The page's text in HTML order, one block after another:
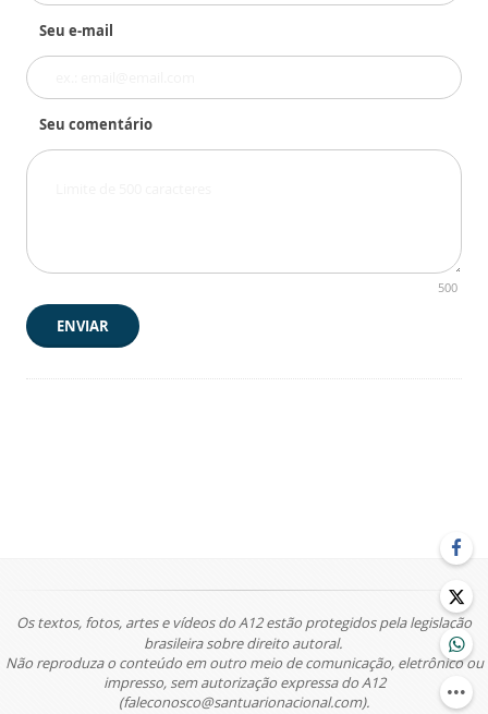
Seu e-mail
Seu comentário
500
ENVIAR
Os textos, fotos, artes e vídeos do A12 estão protegidos pela legislação
brasileira sobre direito autoral.
Não reproduza o conteúdo em outro meio de comunicação, eletrônico ou
impresso, sem autorização expressa do A12
(faleconosco@santuarionacional.com).